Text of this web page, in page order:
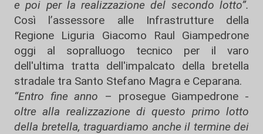
e poi per la realizzazione del secondo lotto”.
Così l’assessore alle Infrastrutture della
Regione Liguria Giacomo Raul Giampedrone
oggi al sopralluogo tecnico per il varo
dell'ultima tratta dell'impalcato della bretella
stradale tra Santo Stefano Magra e Ceparana.
“Entro fine anno – prosegue Giampedrone -
oltre alla realizzazione di questo primo lotto
della bretella, traguardiamo anche il termine dei